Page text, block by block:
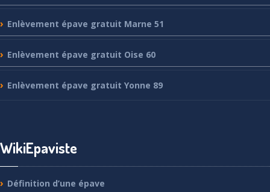
Enlèvement épave gratuit Marne 51
Enlèvement épave gratuit Oise 60
Enlèvement épave gratuit Yonne 89
WikiEpaviste
Définition d’une épave